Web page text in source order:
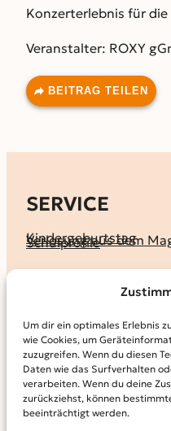
Um dir ein optimales Erlebnis
wie Cookies, um
zuzugreifen. Wenn du diesen
Daten wie das Surfverhalten
verarbeiten. Wenn du deine
zurückziehst, können
beeinträchtigt werden.
Konzerterlebnis für die
Veranstalter: ROXY
BEITRAG TEILEN
SERVICE
Kindergeburtstag
Verlosung aus dem
Schulprofile
KALENDER
MAGAZIN
KidS-Ausgaben online
Abonnement
Archiv
INFO